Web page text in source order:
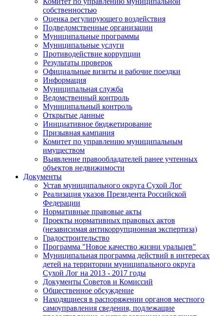
собственностью
Оценка регулирующего воздействия
Подведомственные организации
Муниципальные программы
Муниципальные услуги
Противодействие коррупции
Результаты проверок
Официальные визиты и рабочие поездки
Информация
Муниципальная служба
Ведомственный контроль
Муниципальный контроль
Открытые данные
Инициативное бюджетирование
Призывная кампания
Комитет по управлению муниципальным
имуществом
Выявление правообладателей ранее учтенных
объектов недвижимости
Документы
Устав муниципального округа Сухой Лог
Реализация указов Президента Российской
Федерации
Нормативные правовые акты
Проекты нормативных правовых актов
(независимая антикоррупционная экспертиза)
Градостроительство
Программа "Новое качество жизни уральцев"
Муниципальная программа действий в интересах
детей на территории муниципального округа
Сухой Лог на 2013 - 2017 годы
Документы Советов и Комиссий
Общественное обсуждение
Находящиеся в распоряжении органов местного
самоуправления сведения, подлежащие